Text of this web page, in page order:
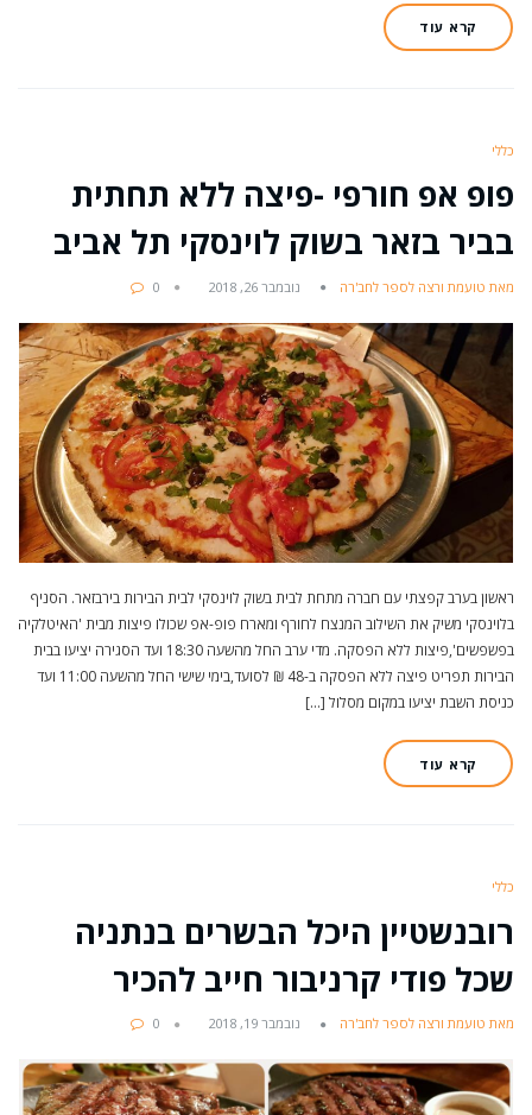
קרא עוד
כללי
פופ אפ חורפי -פיצה ללא תחתית
בביר בזאר בשוק לוינסקי תל אביב
מאת טועמת ורצה לספר לחב'רה נובמבר 26, 2018 0
ראשון בערב קפצתי עם חברה מתחת לבית בשוק לוינסקי לבית הבירות בירבזאר. הסניף
בלוינסקי משיק את השילוב המנצח לחורף ומארח פופ-אפ שכולו פיצות מבית 'האיטלקיה
בפשפשים',פיצות ללא הפסקה. מדי ערב החל מהשעה 18:30 ועד הסגירה יציעו בבית
הבירות תפריט פיצה ללא הפסקה ב-48 ₪ לסועד,בימי שישי החל מהשעה 11:00 ועד
כניסת השבת יציעו במקום מסלול […]
קרא עוד
כללי
רובנשטיין היכל הבשרים בנתניה
שכל פודי קרניבור חייב להכיר
מאת טועמת ורצה לספר לחב'רה נובמבר 19, 2018 0